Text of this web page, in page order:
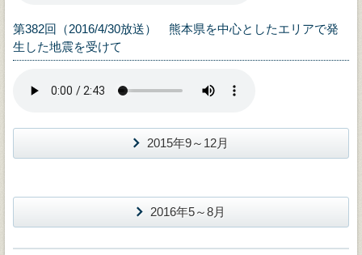
第382回（2016/4/30放送） 熊本県を中心としたエリアで発
生した地震を受けて
2015年9～12月
2016年5～8月